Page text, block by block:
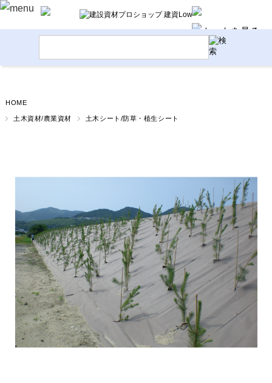
HOME
土木資材/農業資材 土木シート/防草・植生シート